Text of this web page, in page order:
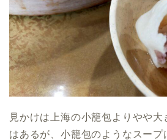
見かけは上海の小籠包よりやや
はあるが、小籠包のようなスープ